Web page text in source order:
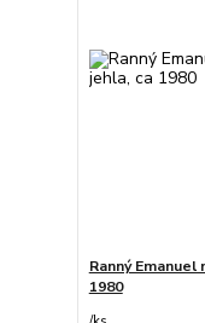
Ranný Emanuel
1980